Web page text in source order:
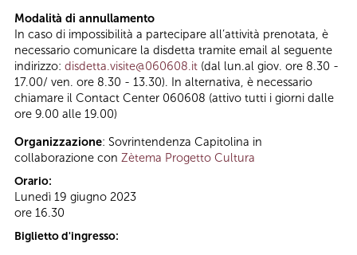
Modalità di annullamento
In caso di impossibilità a partecipare all’attività prenotata, è
necessario comunicare la disdetta tramite email al seguente
indirizzo: disdetta.visite@060608.it (dal lun.al giov. ore 8.30 -
17.00/ ven. ore 8.30 - 13.30). In alternativa, è necessario
chiamare il Contact Center 060608 (attivo tutti i giorni dalle
ore 9.00 alle 19.00)
Organizzazione: Sovrintendenza Capitolina in
collaborazione con Zètema Progetto Cultura
Orario:
Lunedì 19 giugno 2023
ore 16.30
Biglietto d'ingresso: